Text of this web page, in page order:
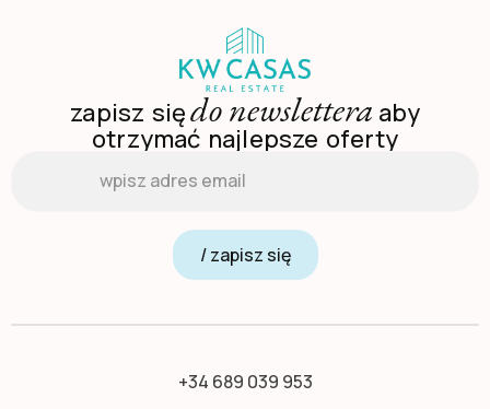
zapisz siędo newslettera aby
otrzymać najlepsze oferty
/ zapisz się
+34 689 039 953